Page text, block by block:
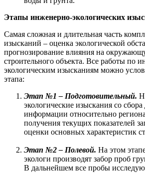
Этапы инженерно-экологических
Самая сложная и длительная часть
изысканий – оценка экологической
прогнозирование влияния на
строительного объекта. Все работы по
экологическим изысканиям можно
этапа:
Этап №1 – Подготовительный.
экологические изыскания со сбора
информации относительно
получения текущих показателей
оценки основных характеристик
Этап №2 – Полевой. На этом
экологи производят забор проб
В дальнейшем все пробы